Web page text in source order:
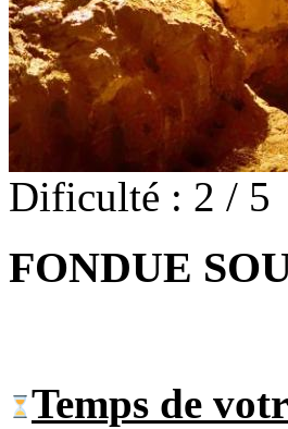
Dificulté : 2 / 5
FONDUE
Temps de